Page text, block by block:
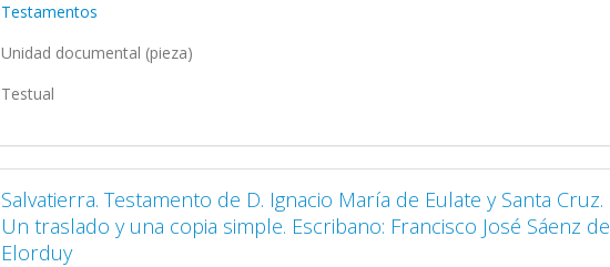
Testamentos
Unidad documental (pieza)
Testual
Salvatierra. Testamento de D. Ignacio María de Eulate y Santa Cruz.
Un traslado y una copia simple. Escribano: Francisco José Sáenz de
Elorduy